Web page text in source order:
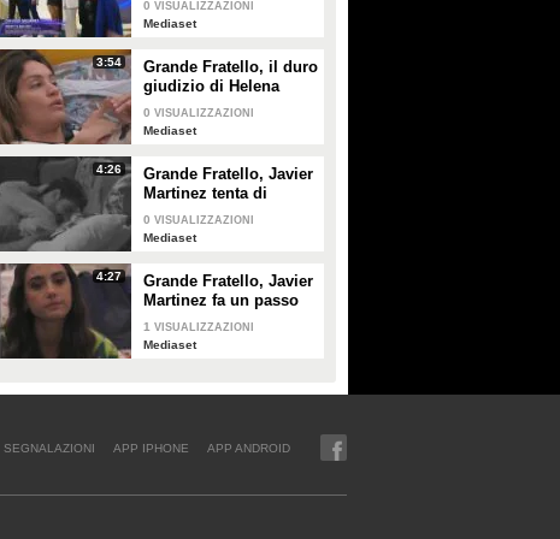
0 VISUALIZZAZIONI
Mediaset
3:54
Grande Fratello, il duro
giudizio di Helena
Prestes su Zeudi Di
Palma e Javier
0 VISUALIZZAZIONI
Mediaset
4:26
Grande Fratello, Javier
Martinez tenta di
confortare Zeudi Di
Palma
0 VISUALIZZAZIONI
Mediaset
4:27
Grande Fratello, Javier
Martinez fa un passo
indietro con Zeudi Di
Palma
1 VISUALIZZAZIONI
Mediaset
SEGNALAZIONI APP IPHONE APP ANDROID